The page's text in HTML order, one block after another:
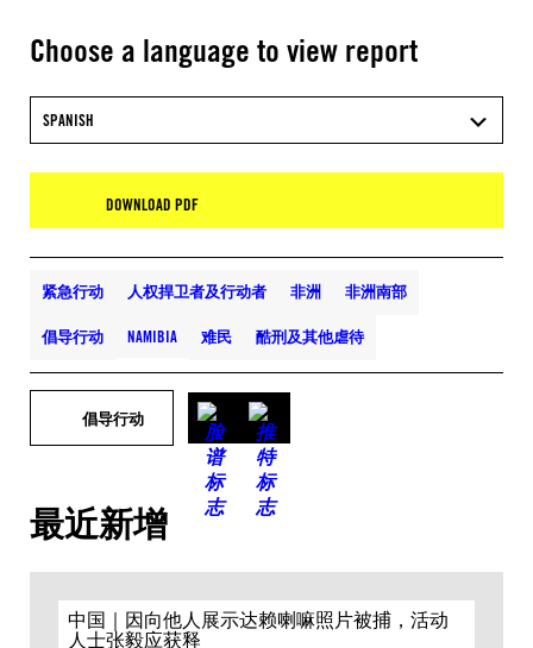
Choose a language to view report
SPANISH
DOWNLOAD PDF
紧急行动 人权捍卫者及行动者 非洲 非洲南部
倡导行动 NAMIBIA 难民 酷刑及其他虐待
倡导行动
最近新增
中国｜因向他人展示达赖喇嘛照片被捕，活动
人士张毅应获释